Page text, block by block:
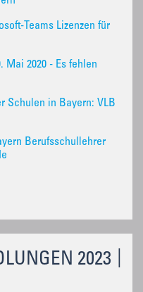
2023
Teams Lizenzen für
Mai 2020 - Es fehlen
Schulen in Bayern: VLB
Berufsschullehrer